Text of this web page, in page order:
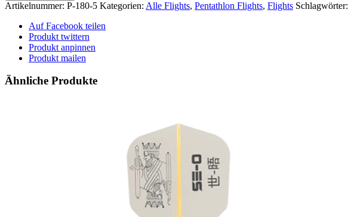
Standard
transparent
Menge
Artikelnummer: P-180-5 Kategorien: Alle Flights, Pentathlon Flights, Flights Schlagwörter:
Auf Facebook teilen
Produkt twittern
Produkt anpinnen
Produkt mailen
Ähnliche Produkte